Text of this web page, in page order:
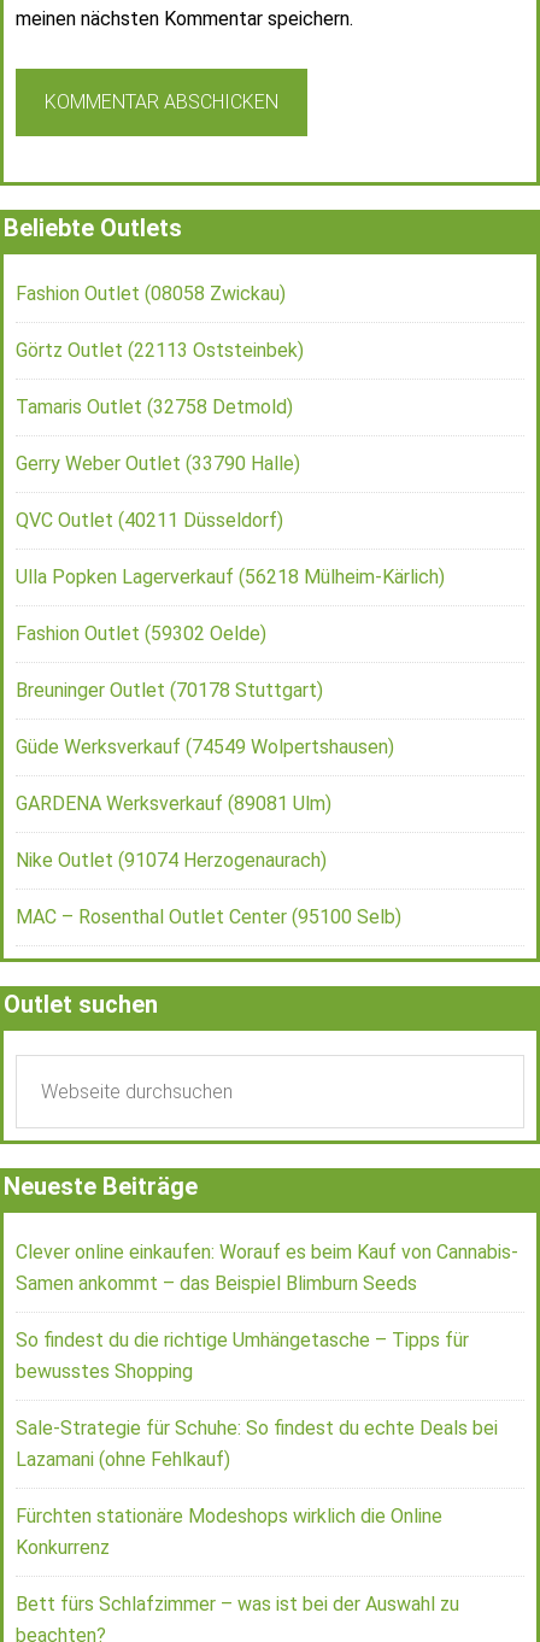
meinen nächsten Kommentar speichern.
Beliebte Outlets
Fashion Outlet (08058 Zwickau)
Görtz Outlet (22113 Oststeinbek)
Tamaris Outlet (32758 Detmold)
Gerry Weber Outlet (33790 Halle)
QVC Outlet (40211 Düsseldorf)
Ulla Popken Lagerverkauf (56218 Mülheim-Kärlich)
Fashion Outlet (59302 Oelde)
Breuninger Outlet (70178 Stuttgart)
Güde Werksverkauf (74549 Wolpertshausen)
GARDENA Werksverkauf (89081 Ulm)
Nike Outlet (91074 Herzogenaurach)
MAC – Rosenthal Outlet Center (95100 Selb)
Outlet suchen
Neueste Beiträge
Clever online einkaufen: Worauf es beim Kauf von Cannabis-
Samen ankommt – das Beispiel Blimburn Seeds
So findest du die richtige Umhängetasche – Tipps für
bewusstes Shopping
Sale-Strategie für Schuhe: So findest du echte Deals bei
Lazamani (ohne Fehlkauf)
Fürchten stationäre Modeshops wirklich die Online
Konkurrenz
Bett fürs Schlafzimmer – was ist bei der Auswahl zu
beachten?